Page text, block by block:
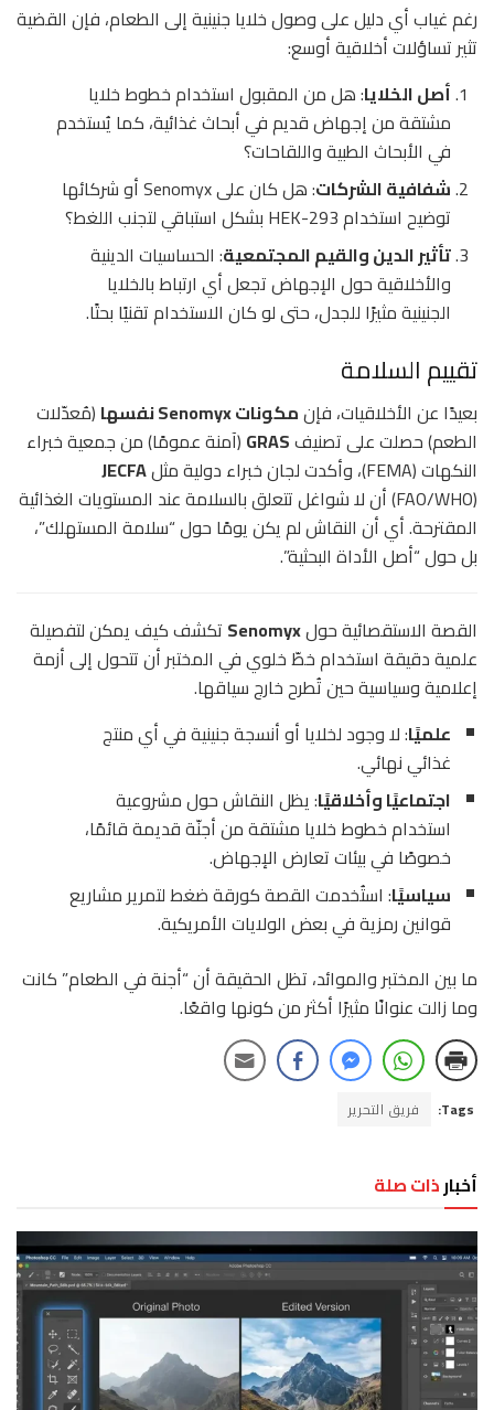
رغم غياب أي دليل على وصول خلايا جنينية إلى الطعام، فإن القضية
تثير تساؤلات أخلاقية أوسع:
أصل الخلايا: هل من المقبول استخدام خطوط خلايا
مشتقة من إجهاض قديم في أبحاث غذائية، كما يُستخدم
في الأبحاث الطبية واللقاحات؟
شفافية الشركات
: هل كان على Senomyx أو شركائها
توضيح استخدام HEK-293 بشكل استباقي لتجنب اللغط؟
تأثير الدين والقيم المجتمعية: الحساسيات الدينية
والأخلاقية حول الإجهاض تجعل أي ارتباط بالخلايا
الجنينية مثيرًا للجدل، حتى لو كان الاستخدام تقنيًا بحتًا.
تقييم السلامة
بعيدًا عن الأخلاقيات، فإنمكونات Senomyx نفسها
(مُعدّلات
الطعم) حصلت على تصنيفGRAS (آمنة عمومًا) من جمعية خبراء
النكهات (FEMA)، وأكدت لجان خبراء دولية مثل
JECFA
(FAO/WHO) أن لا شواغل تتعلق بالسلامة عند المستويات الغذائية
المقترحة. أي أن النقاش لم يكن يومًا حول “سلامة المستهلك”،
بل حول “أصل الأداة البحثية”.
القصة الاستقصائية حولSenomyx تكشف كيف يمكن لتفصيلة
علمية دقيقة استخدام خطّ خلوي في المختبر أن تتحول إلى أزمة
إعلامية وسياسية حين تُطرح خارج سياقها.
علميًا: لا وجود لخلايا أو أنسجة جنينية في أي منتج
غذائي نهائي.
اجتماعيًا وأخلاقيًا: يظل النقاش حول مشروعية
استخدام خطوط خلايا مشتقة من أجنّة قديمة قائمًا،
خصوصًا في بيئات تعارض الإجهاض.
سياسيًا: استُخدمت القصة كورقة ضغط لتمرير مشاريع
قوانين رمزية في بعض الولايات الأمريكية.
ما بين المختبر والموائد، تظل الحقيقة أن “أجنة في الطعام” كانت
وما زالت عنوانًا مثيرًا أكثر من كونها واقعًا.
Tags: فريق التحرير
أخبارذات صلة